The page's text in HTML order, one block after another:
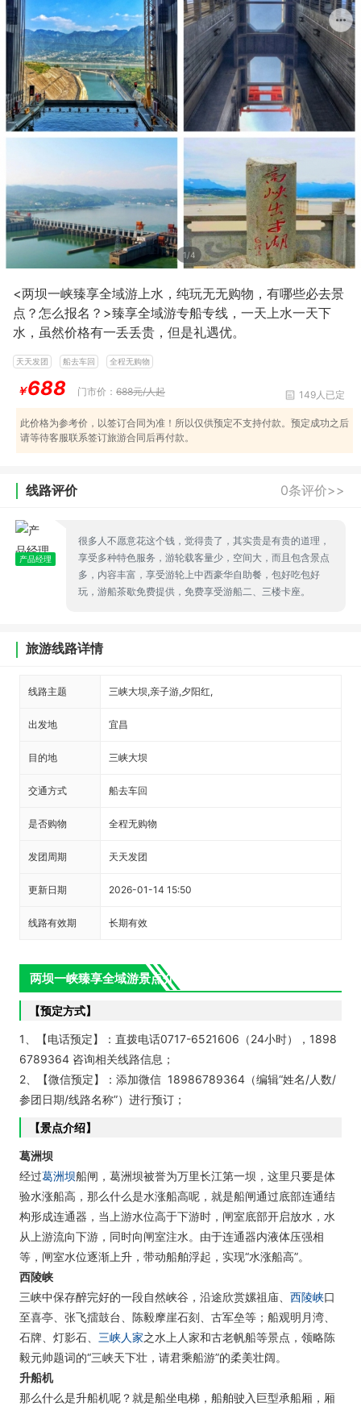
1/4
<两坝一峡臻享全域游上水，纯玩无无购物，有哪些必去景
点？怎么报名？>臻享全域游专船专线，一天上水一天下
水，虽然价格有一丢丢贵，但是礼遇优。
天天发团 船去车回 全程无购物
￥688 门市价： 688元/人起 149人已定
此价格为参考价，以签订合同为准！所以仅供预定不支持付款。预定成功之后
请等待客服联系签订旅游合同后再付款。
线路评价 0条评价>>
产品经理
很多人不愿意花这个钱，觉得贵了，其实贵是有贵的道理，
享受多种特色服务，游轮载客量少，空间大，而且包含景点
多，内容丰富，享受游轮上中西豪华自助餐，包好吃包好
玩，游船茶歇免费提供，免费享受游船二、三楼卡座。
旅游线路详情
线路主题 三峡大坝,亲子游,夕阳红,
出发地 宜昌
目的地 三峡大坝
交通方式 船去车回
是否购物 全程无购物
发团周期 天天发团
更新日期 2026-01-14 15:50
线路有效期 长期有效
两坝一峡臻享全域游景点介绍+预定方式
【预定方式】
1、【电话预定】：直拨电话0717-6521606（24小时），1898
6789364 咨询相关线路信息；
2、【微信预定】：添加微信 18986789364（编辑“姓名/人数/
参团日期/线路名称”）进行预订；
【景点介绍】
葛洲坝
经过葛洲坝船闸，葛洲坝被誉为万里长江第一坝，这里只要是体
验水涨船高，那么什么是水涨船高呢，就是船闸通过底部连通结
构形成连通器，当上游水位高于下游时，闸室底部开启放水，水
从上游流向下游，同时向闸室注水。由于连通器内液体压强相
等，闸室水位逐渐上升，带动船舶浮起，实现“水涨船高”。
西陵峡
三峡中保存醉完好的一段自然峡谷，沿途欣赏嫘祖庙、 西陵峡口
至喜亭、张飞擂鼓台、陈毅摩崖石刻、古军垒等；船观明月湾、
石牌、灯影石、 三峡人家之水上人家和古老帆船等景点，领略陈
毅元帅题词的“三峡天下壮，请君乘船游”的柔美壮阔。
升船机
那么什么是升船机呢？就是船坐电梯，船舶驶入巨型承船厢，厢